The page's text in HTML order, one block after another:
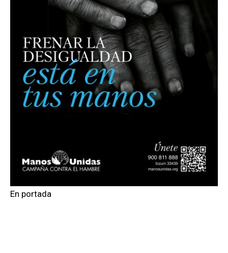
En portada